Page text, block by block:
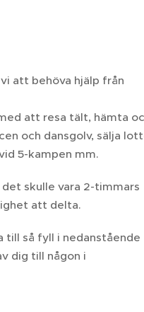
att behöva hjälp från
att resa tält, hämta
och dansgolv, sälja
5-kampen mm.
skulle vara 2-timmars
att delta.
till så fyll i nedanstående
dig till någon i